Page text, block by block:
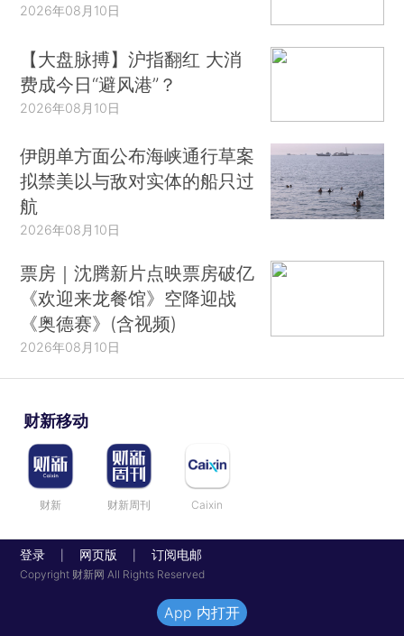
2026年08月10日
【大盘脉搏】沪指翻红 大消
费成今日“避风港”？
2026年08月10日
伊朗单方面公布海峡通行草案
拟禁美以与敌对实体的船只过
航
2026年08月10日
票房｜沈腾新片点映票房破亿
《欢迎来龙餐馆》空降迎战
《奥德赛》(含视频)
2026年08月10日
财新移动
财新 财新周刊 Caixin
登录 网页版 订阅电邮
Copyright 财新网 All Rights Reserved
App 内打开